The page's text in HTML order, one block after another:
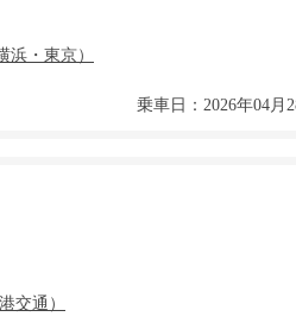
乗車日：2026年04月